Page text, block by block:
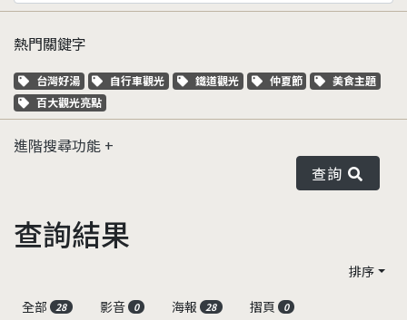
熱門關鍵字
關鍵字標籤
台灣好湯 關鍵字標籤
自行車觀光 關鍵字標籤
鐵道觀光 關鍵字標籤
仲夏節 關鍵字標籤
美食主題
關鍵字標籤
百大觀光亮點
進階搜尋功能
查詢
查詢結果
排序
全部
28 影音 0 海報 28 摺頁 0